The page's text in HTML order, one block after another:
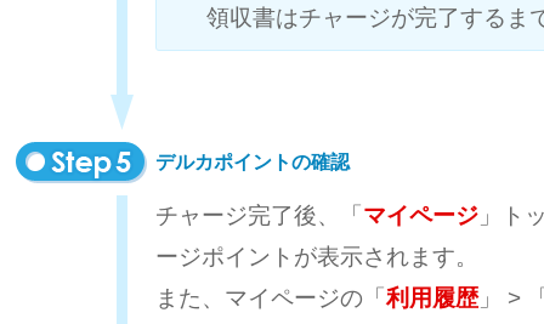
領収書はチャージが完了するま
デルカポイントの確認
チャージ完了後、「 マイページ 」ト
ージポイントが表示されます。
また、マイページの「利用履歴」 >